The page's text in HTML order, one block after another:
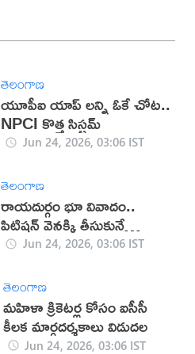
తెలంగాణ
యూపీఐ యాప్ లన్ని ఓకే చోట..
NPCI కొత్త సిస్టమ్
Jun 24, 2026, 03:06 IST
తెలంగాణ
రాయదుర్గం భూ వివాదం..
పిటిషన్ వెనక్కి తీసుకునే
యోచనలో ఎస్బీఐ
Jun 24, 2026, 03:06 IST
తెలంగాణ
మహిళా క్రికెటర్ల కోసం ఐసీసీ
కీలక మార్గదర్శకాలు విడుదల
Jun 24, 2026, 03:06 IST